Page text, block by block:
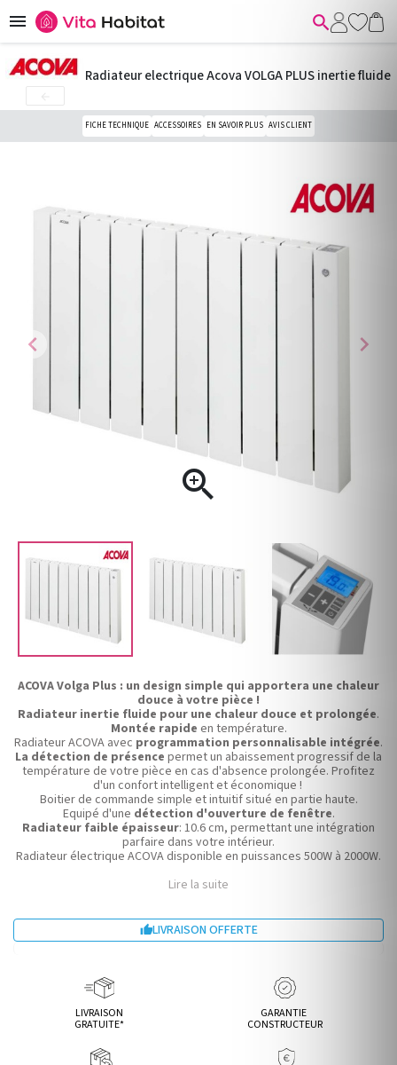
 
chevron_left

chevron_right
Radiateur electrique Acova VOLGA PLUS inertie fluide
FICHE TECHNIQUE ACCESSOIRES EN SAVOIR PLUS AVIS CLIENT
ACOVA Volga Plus : un design simple qui apportera une chaleur
douce à votre pièce !
Radiateur inertie fluide pour une chaleur douce et prolongée.
Montée rapide en température.
Radiateur ACOVA avec programmation personnalisable intégrée.
La détection de présence permet un abaissement progressif de la
température de votre pièce en cas d'absence prolongée. Profitez
d'un confort intelligent et économique !
Boitier de commande simple et intuitif situé en partie haute.
Equipé d'une détection d'ouverture de fenêtre.
Radiateur faible épaisseur: 10.6 cm, permettant une intégration
parfaire dans votre intérieur.
Radiateur électrique ACOVA disponible en puissances 500W à 2000W.
Lire la suite
LIVRAISON OFFERTE
LIVRAISON
GRATUITE*
GARANTIE
CONSTRUCTEUR